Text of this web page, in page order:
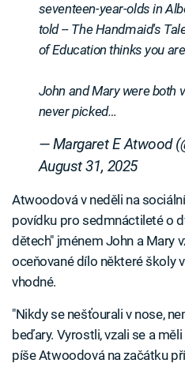
seventeen-year-olds in
told -- The Handmaid's
of Education thinks you
John and Mary were both
never picked…
— Margaret E Atwood
August 31, 2025
Atwoodová v neděli na
povídku pro sedmnáctileté o
dětech" jménem John a Mary
oceňované dílo některé školy
vhodné.
"Nikdy se nešťourali v nose,
beďary. Vyrostli, vzali se a
píše Atwoodová na začátku